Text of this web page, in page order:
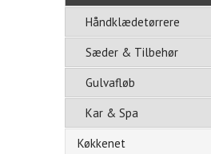
Håndklædetørrere
Sæder & Tilbehør
Gulvafløb
Kar & Spa
Køkkenet